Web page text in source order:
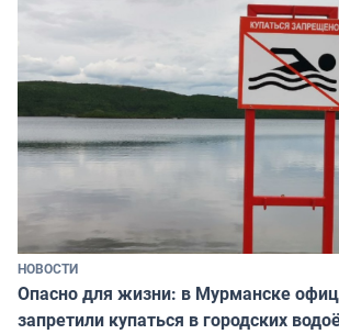
НОВОСТИ
Опасно для жизни: в Мурманске
запретили купаться в городских